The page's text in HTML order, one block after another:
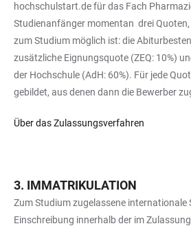
hochschulstart.de für das Fach
Studienanfänger momentan drei Quoten,
zum Studium möglich ist: die
zusätzliche Eignungsquote (ZEQ: 10%)
der Hochschule (AdH: 60%). Für jede
gebildet, aus denen dann die Bewerber
Über das Zulassungsverfahren
IMMATRIKULATION
Zum Studium zugelassene internationale
Einschreibung innerhalb der im